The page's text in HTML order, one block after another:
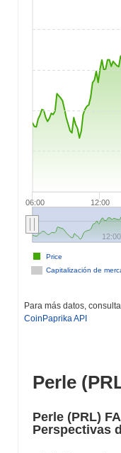
06:00 12:00
Capitalización de
Price
12:00
Para más datos, consulta
CoinPaprika API
Perle
Perle (PRL)
Perspectivas